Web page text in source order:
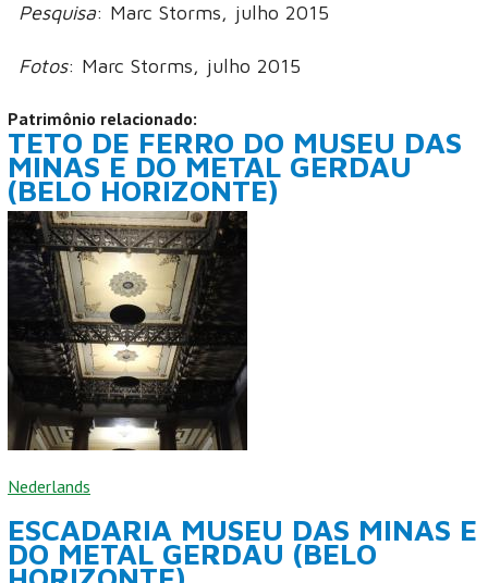
Pesquisa: Marc Storms, julho 2015
Fotos: Marc Storms, julho 2015
Patrimônio relacionado:
TETO DE FERRO DO MUSEU DAS
MINAS E DO METAL GERDAU
(BELO HORIZONTE)
Nederlands
ESCADARIA MUSEU DAS MINAS E
DO METAL GERDAU (BELO